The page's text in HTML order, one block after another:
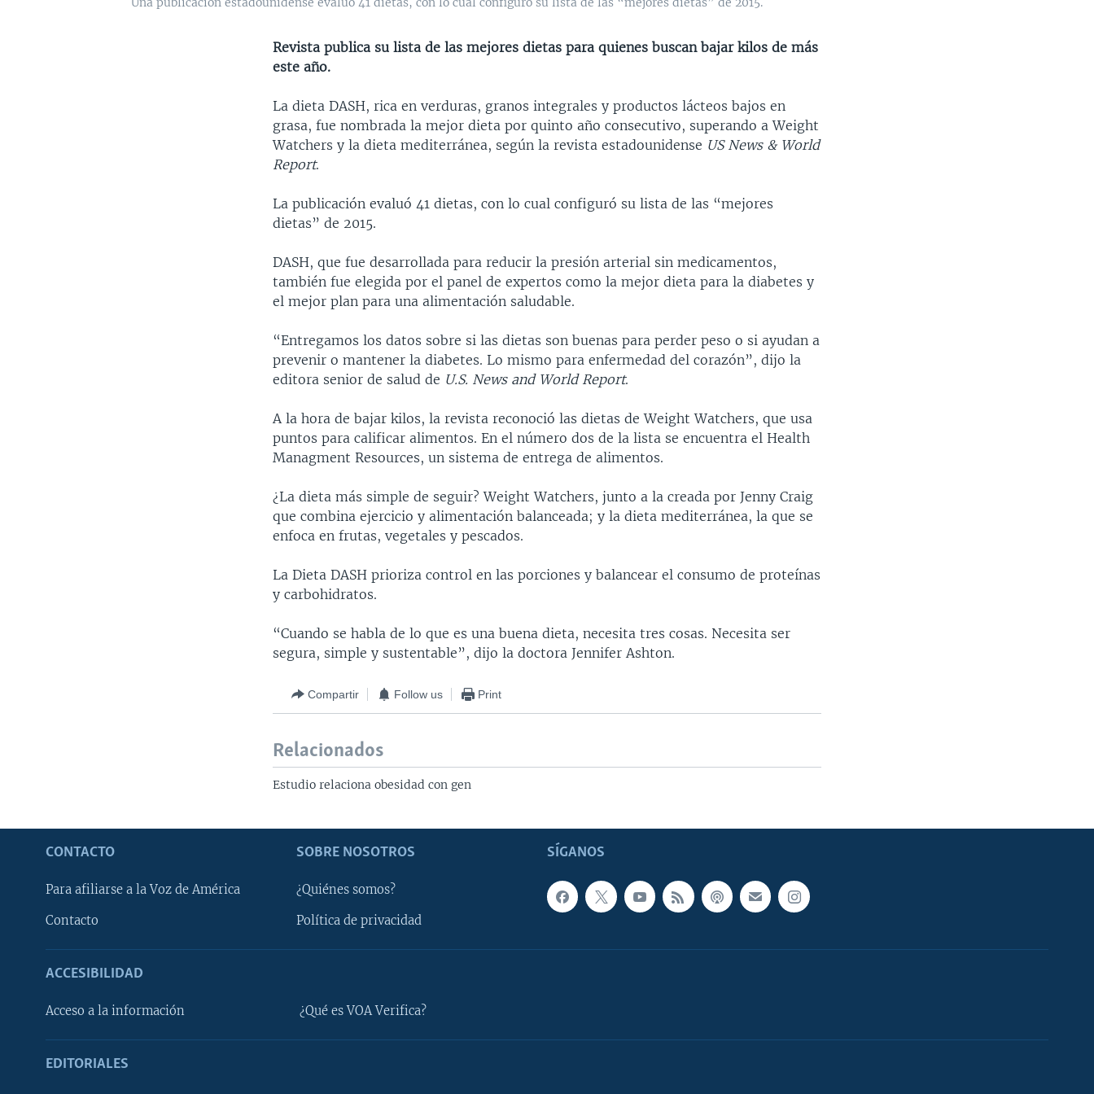
Revista publica su lista de las mejores dietas para quienes buscan bajar kilos de más
este año.
La dieta DASH, rica en verduras, granos integrales y productos lácteos bajos en
grasa, fue nombrada la mejor dieta por quinto año consecutivo, superando a Weight
Watchers y la dieta mediterránea, según la revista estadounidense US News& World
Report.
La publicación evaluó 41 dietas, con lo cual configuró su lista de las “mejores
dietas” de 2015.
DASH, que fue desarrollada para reducir la presión arterial sin medicamentos,
también fue elegida por el panel de expertos como la mejor dieta para la diabetes y
el mejor plan para una alimentación saludable.
“Entregamos los datos sobre si las dietas son buenas para perder peso o si ayudan a
prevenir o mantener la diabetes. Lo mismo para enfermedad del corazón”, dijo la
editora senior de salud de U.S. News and World Report.
A la hora de bajar kilos, la revista reconoció las dietas de Weight Watchers, que usa
puntos para calificar alimentos. En el número dos de la lista se encuentra el Health
Managment Resources, un sistema de entrega de alimentos.
¿La dieta más simple de seguir? Weight Watchers, junto a la creada por Jenny Craig
que combina ejercicio y alimentación balanceada; y la dieta mediterránea, la que se
enfoca en frutas, vegetales y pescados.
La Dieta DASH prioriza control en las porciones y balancear el consumo de proteínas
y carbohidratos.
“Cuando se habla de lo que es una buena dieta, necesita tres cosas. Necesita ser
segura, simple y sustentable”, dijo la doctora Jennifer Ashton.
Compartir Follow us Print
Relacionados
Estudio relaciona obesidad con gen
SÍGANOS
CONTACTO
Para afiliarse a la Voz de América
Contacto
SOBRE NOSOTROS
¿Quiénes somos?
Política de privacidad
ACCESIBILIDAD
Acceso a la información ¿Qué es VOA Verifica?
EDITORIALES